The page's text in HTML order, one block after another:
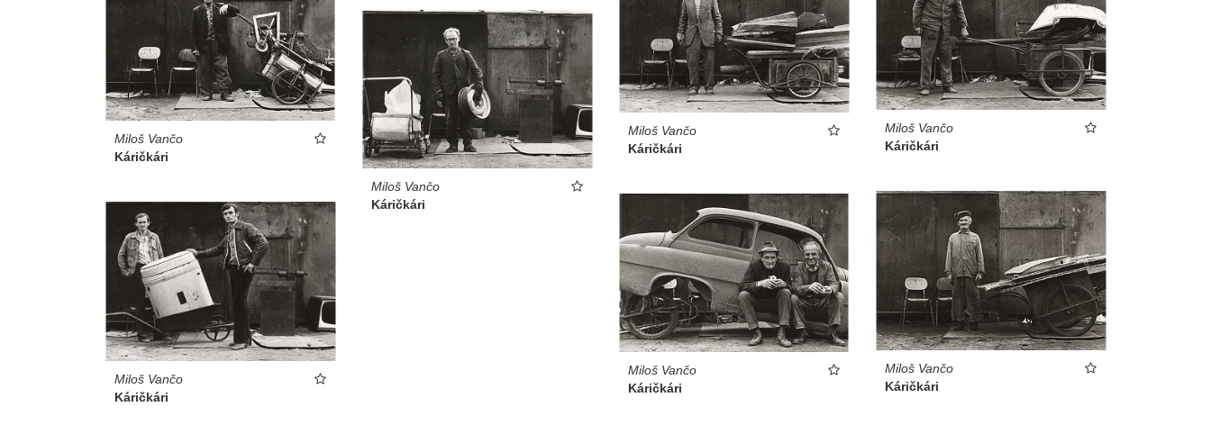
Miloš Vančo
Káričkári
Miloš Vančo
Káričkári
Miloš Vančo
Káričkári
Miloš Vančo
Káričkári
Miloš Vančo
Káričkári
Miloš Vančo
Káričkári
Miloš Vančo
Káričkári